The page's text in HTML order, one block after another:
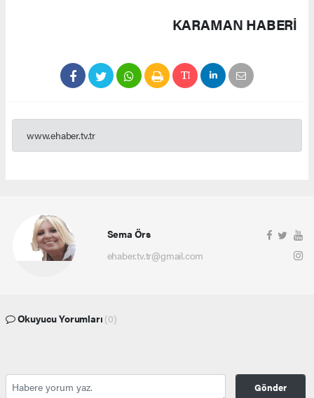
KARAMAN HABERİ
www.ehaber.tv.tr
Sema Örs
ehaber.tv.tr@gmail.com
Okuyucu Yorumları (0)
Gönder